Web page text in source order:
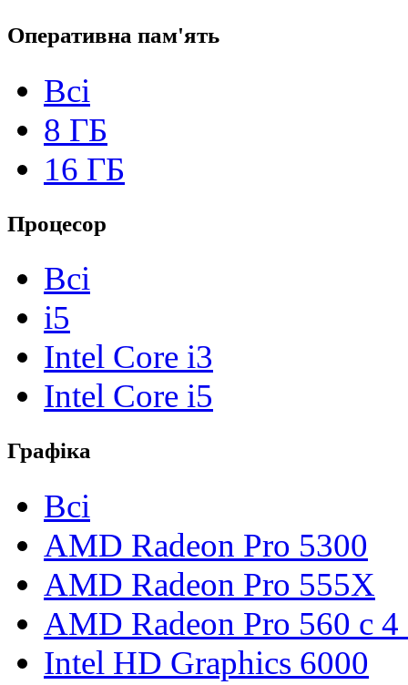
Оперативна пам'ять
Всі
8 ГБ
16 ГБ
Процесор
Всі
i5
Intel Core i3
Intel Core i5
Графіка
Всі
AMD Radeon Pro 5300
AMD Radeon Pro 555X
AMD Radeon Pro 560 с
Intel HD Graphics 6000